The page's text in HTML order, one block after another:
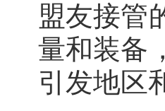
盟友接管
量和装备
引发地区